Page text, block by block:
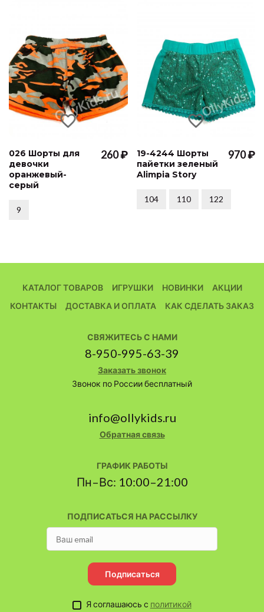
026 Шорты для
девочки
оранжевый-
серый
260 ₽
9
19-4244 Шорты
пайетки зеленый
Alimpia Story
970 ₽
104 110 122
КАТАЛОГ ТОВАРОВ ИГРУШКИ НОВИНКИ
АКЦИИ
КОНТАКТЫ
ДОСТАВКА И ОПЛАТА КАК СДЕЛАТЬ ЗАКАЗ
ПОДПИСАТЬСЯ НА РАССЫЛКУ
Подписаться
Я соглашаюсь с политикой
СВЯЖИТЕСЬ С НАМИ
8-950-995-63-39
Заказать звонок
Звонок по России бесплатный
info@ollykids.ru
Обратная связь
ГРАФИК РАБОТЫ
Пн–Вс: 10:00–21:00